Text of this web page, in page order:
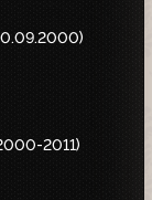
2011)